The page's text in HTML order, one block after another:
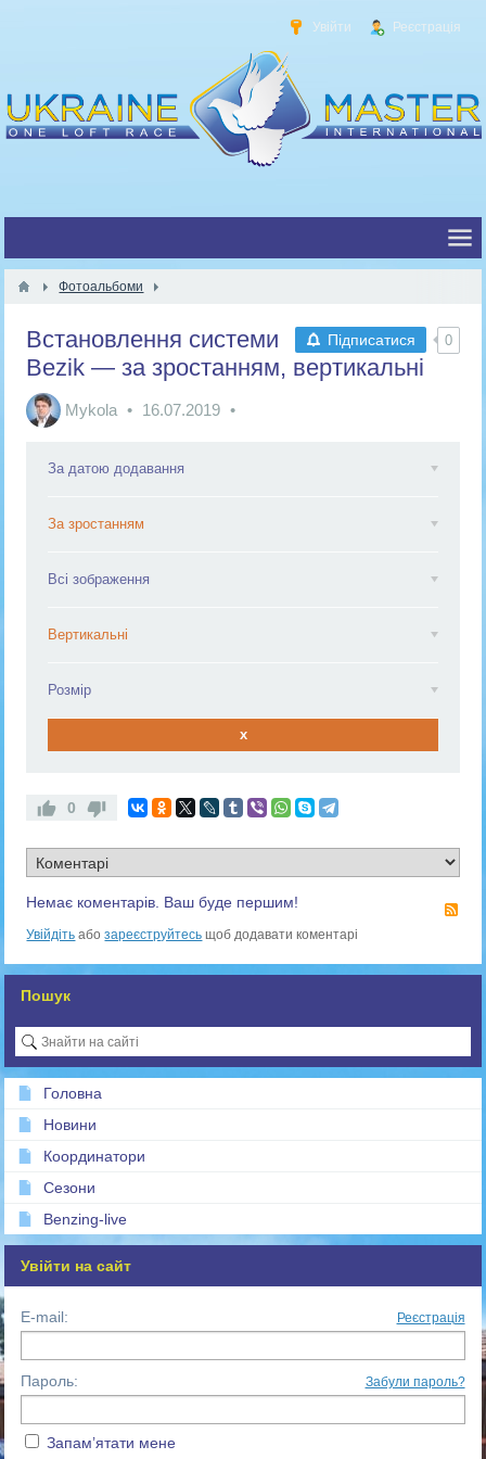
Увійти Реєстрація
Фотоальбоми
Підписатися 0
Встановлення системи
Bezik — за зростанням, вертикальні
Mykola 16.07.2019
За датою додавання
За зростанням
Всі зображення
Вертикальні
Розмір
x
0
Немає коментарів. Ваш буде першим!
Увійдіть абозареєструйтесь щоб додавати коментарі
Пошук
Головна
Новини
Координатори
Сезони
Benzing-live
Увійти на сайт
E-mail: Реєстрація
Пароль: Забули пароль?
Запам’ятати мене